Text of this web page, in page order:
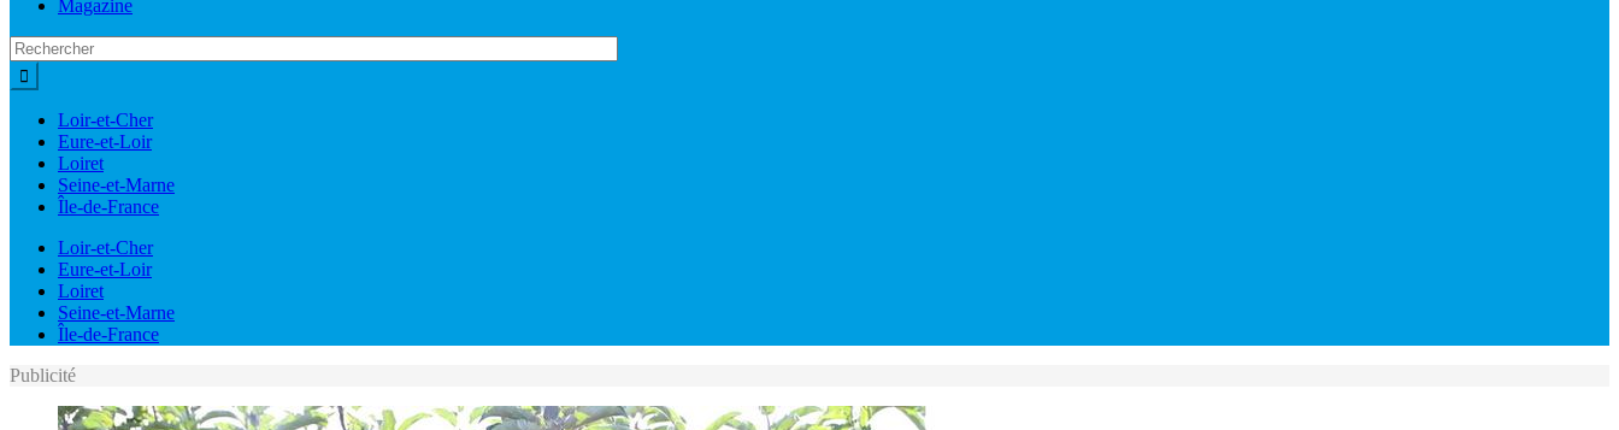
Magazine
Loir-et-Cher
Eure-et-Loir
Loiret
Seine-et-Marne
Île-de-France
Loir-et-Cher
Eure-et-Loir
Loiret
Seine-et-Marne
Île-de-France
Publicité